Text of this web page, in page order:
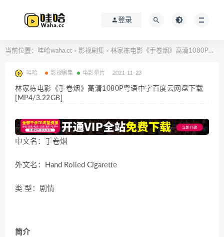
登录
当前位置： 哇哈waha.cc > 影视剧集 > 林家栋电影《手卷烟》高清1080P粤语中字百度云网盘下载[MP4/3.22GB]
哇哈 影视剧集 电影单片 2021-11-23
林家栋电影《手卷烟》高清1080P粤语中字百度云网盘下载
[MP4/3.22GB]
中文名：手卷烟
外文名：Hand Rolled Cigarette
类 型：剧情
简介